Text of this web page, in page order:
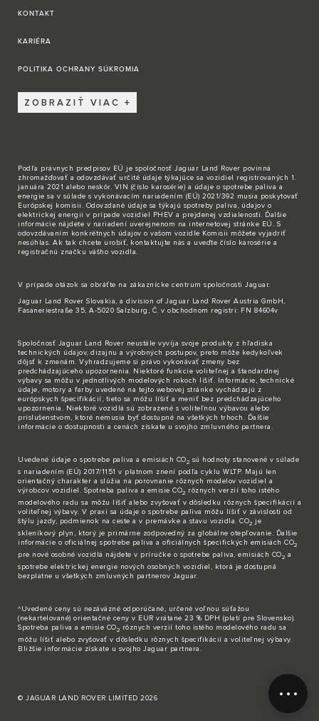
KONTAKT
KARIÉRA
POLITIKA OCHRANY SÚKROMIA
ZOBRAZIŤ VIAC
Podľa právnych predpisov EÚ je spoločnosť Jaguar Land Rover povinná
zhromažďovať a odovzdávať určité údaje týkajúce sa vozidiel registrovaných 1.
januára 2021 alebo neskôr. VIN (číslo karosérie) a údaje o spotrebe paliva a
energie sa v súlade s vykonávacím nariadením (EÚ) 2021/392 musia poskytovať
Európskej komisii. Odovzdané údaje sa týkajú spotreby paliva, údajov o
elektrickej energii v prípade vozidiel PHEV a prejdenej vzdialenosti. Ďalšie
informácie nájdete v nariadení uverejnenom na internetovej stránke EÚ. S
odovzdávaním konkrétnych údajov o vašom vozidle Komisii môžete vyjadriť
nesúhlas. Ak tak chcete urobiť, kontaktujte nás a uveďte číslo karosérie a
registračnú značku vášho vozidla.
V prípade otázok sa obráťte na zákaznícke centrum spoločnosti Jaguar.
Jaguar Land Rover Slovakia, a division of Jaguar Land Rover Austria GmbH,
Fasaneriestraße 35, A-5020 Salzburg, Č. v obchodnom registri: FN 84604v
Spoločnosť Jaguar Land Rover neustále vyvíja svoje produkty z hľadiska
technických údajov, dizajnu a výrobných postupov, preto môže kedykoľvek
dôjsť k zmenám. Vyhradzujeme si právo vykonávať zmeny bez
predchádzajúceho upozornenia. Niektoré funkcie voliteľnej a štandardnej
výbavy sa môžu v jednotlivých modelových rokoch líšiť. Informácie, technické
údaje, motory a farby uvedené na tejto webovej stránke vychádzajú z
európskych špecifikácií, tieto sa môžu líšiť a meniť bez predchádzajúceho
upozornenia. Niektoré vozidlá sú zobrazené s voliteľnou výbavou alebo
príslušenstvom, ktoré nemusia byť dostupné na všetkých trhoch. Ďalšie
informácie o dostupnosti a cenách získate u svojho zmluvného partnera.
Uvedené údaje o spotrebe paliva a emisiách CO2 sú hodnoty stanovené v súlade
s nariadením (EÚ) 2017/1151 v platnom znení podľa cyklu WLTP. Majú len
orientačný charakter a slúžia na porovnanie rôznych modelov vozidiel a
výrobcov vozidiel. Spotreba paliva a emisie CO2
rôznych verzií toho istého
modelového radu sa môžu líšiť alebo zvyšovať v dôsledku rôznych špecifikácií a
voliteľnej výbavy. V praxi sa údaje o spotrebe paliva môžu líšiť v závislosti od
štýlu jazdy, podmienok na ceste a v premávke a stavu vozidla. CO2 je
skleníkový plyn, ktorý je primárne zodpovedný za globálne otepľovanie. Ďalšie
informácie o oficiálnej spotrebe paliva a oficiálnych špecifických emisiách CO2
pre nové osobné vozidlá nájdete v príručke o spotrebe paliva, emisiách CO2 a
spotrebe elektrickej energie nových osobných vozidiel, ktorá je dostupná
bezplatne u všetkých zmluvných partnerov Jaguar.
^Uvedené ceny sú nezáväzné odporúčané, určené voľnou súťažou
(nekartelované) orientačné ceny v EUR vrátane 23 % DPH (platí pre Slovensko).
Spotreba paliva a emisie CO2
rôznych verzií toho istého modelového radu sa
môžu líšiť alebo zvyšovať v dôsledku rôznych špecifikácií a voliteľnej výbavy.
Bližšie informácie získate u svojho Jaguar partnera.
© JAGUAR LAND ROVER LIMITED 2026